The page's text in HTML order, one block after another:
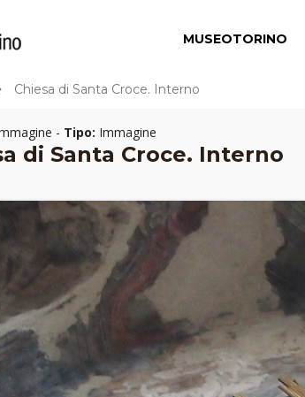
MUSEOTORINO
Chiesa di Santa Croce. Interno
- Tipo: Immagine
di Santa Croce. Interno